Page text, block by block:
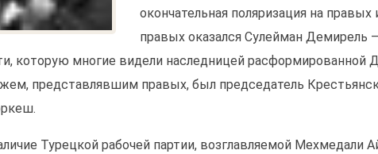
окончательная поляризация на
правых оказался Сулейман Демирель
которую многие видели наследницей расформированной
представлявшим правых, был председатель
Турецкой рабочей партии, возглавляемой Мехмедали